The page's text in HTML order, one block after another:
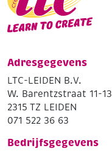
Adresgegevens
LTC-LEIDEN B.V.
W. Barentzstraat 11-13
2315 TZ LEIDEN
071 522 36 63
Bedrijfsgegevens